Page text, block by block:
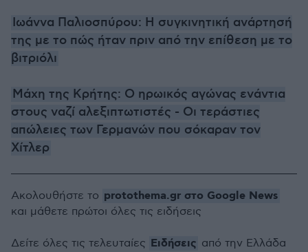
Ιωάννα Παλιοσπύρου: Η συγκινητική ανάρτησή
της με το πώς ήταν πριν από την επίθεση με το
βιτριόλι
Μάχη της Κρήτης: Ο ηρωικός αγώνας ενάντια
στους ναζί αλεξιπτωτιστές - Οι τεράστιες
απώλειες των Γερμανών που σόκαραν τον
Χίτλερ
Ακολουθήστε το protothema.gr στο Google News
και μάθετε πρώτοι όλες τις ειδήσεις
Δείτε όλες τις τελευταίες Ειδήσεις από την Ελλάδα